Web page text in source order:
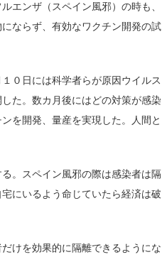
エンザ（スペイン風邪）の時も、
ならず、有効なワクチン開発の試
０日には科学者らが原因ウイルス
た。数カ月後にはどの対策が感染
を開発、量産を実現した。人間と
。スペイン風邪の際は感染者は隔
にいるよう命じていたら経済は破
けを効果的に隔離できるようにな